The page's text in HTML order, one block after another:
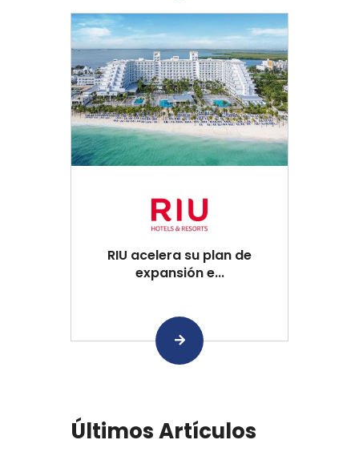
RIU acelera su plan de
expansión e...
Últimos Artículos